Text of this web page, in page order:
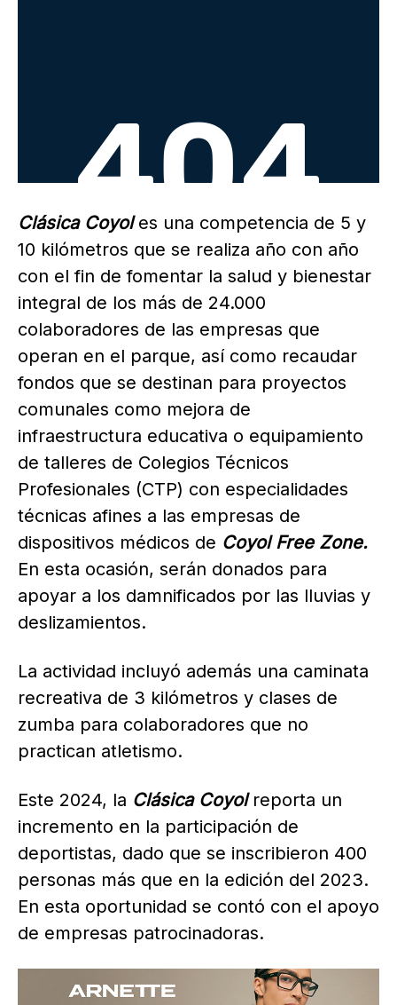
Clásica Coyoles una competencia de 5 y
10 kilómetros que se realiza año con año
con el fin de fomentar la salud y bienestar
integral de los más de 24.000
colaboradores de las empresas que
operan en el parque, así como recaudar
fondos que se destinan para proyectos
comunales como mejora de
infraestructura educativa o equipamiento
de talleres de Colegios Técnicos
Profesionales (CTP) con especialidades
técnicas afines a las empresas de
dispositivos médicos de Coyol Free Zone.
En esta ocasión, serán donados para
apoyar a los damnificados por las lluvias y
deslizamientos.
La actividad incluyó además una caminata
recreativa de 3 kilómetros y clases de
zumba para colaboradores que no
practican atletismo.
Este 2024, la Clásica Coyolreporta un
incremento en la participación de
deportistas, dado que se inscribieron 400
personas más que en la edición del 2023.
En esta oportunidad se contó con el apoyo
de empresas patrocinadoras.